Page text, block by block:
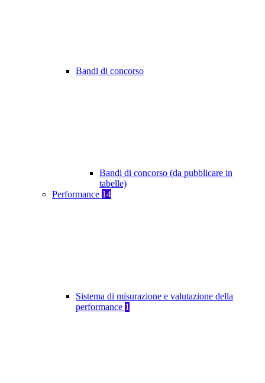
Bandi di concorso
Bandi di concorso (da pubblicare in
tabelle)
Performance 14
Sistema di misurazione e valutazione della
performance 1